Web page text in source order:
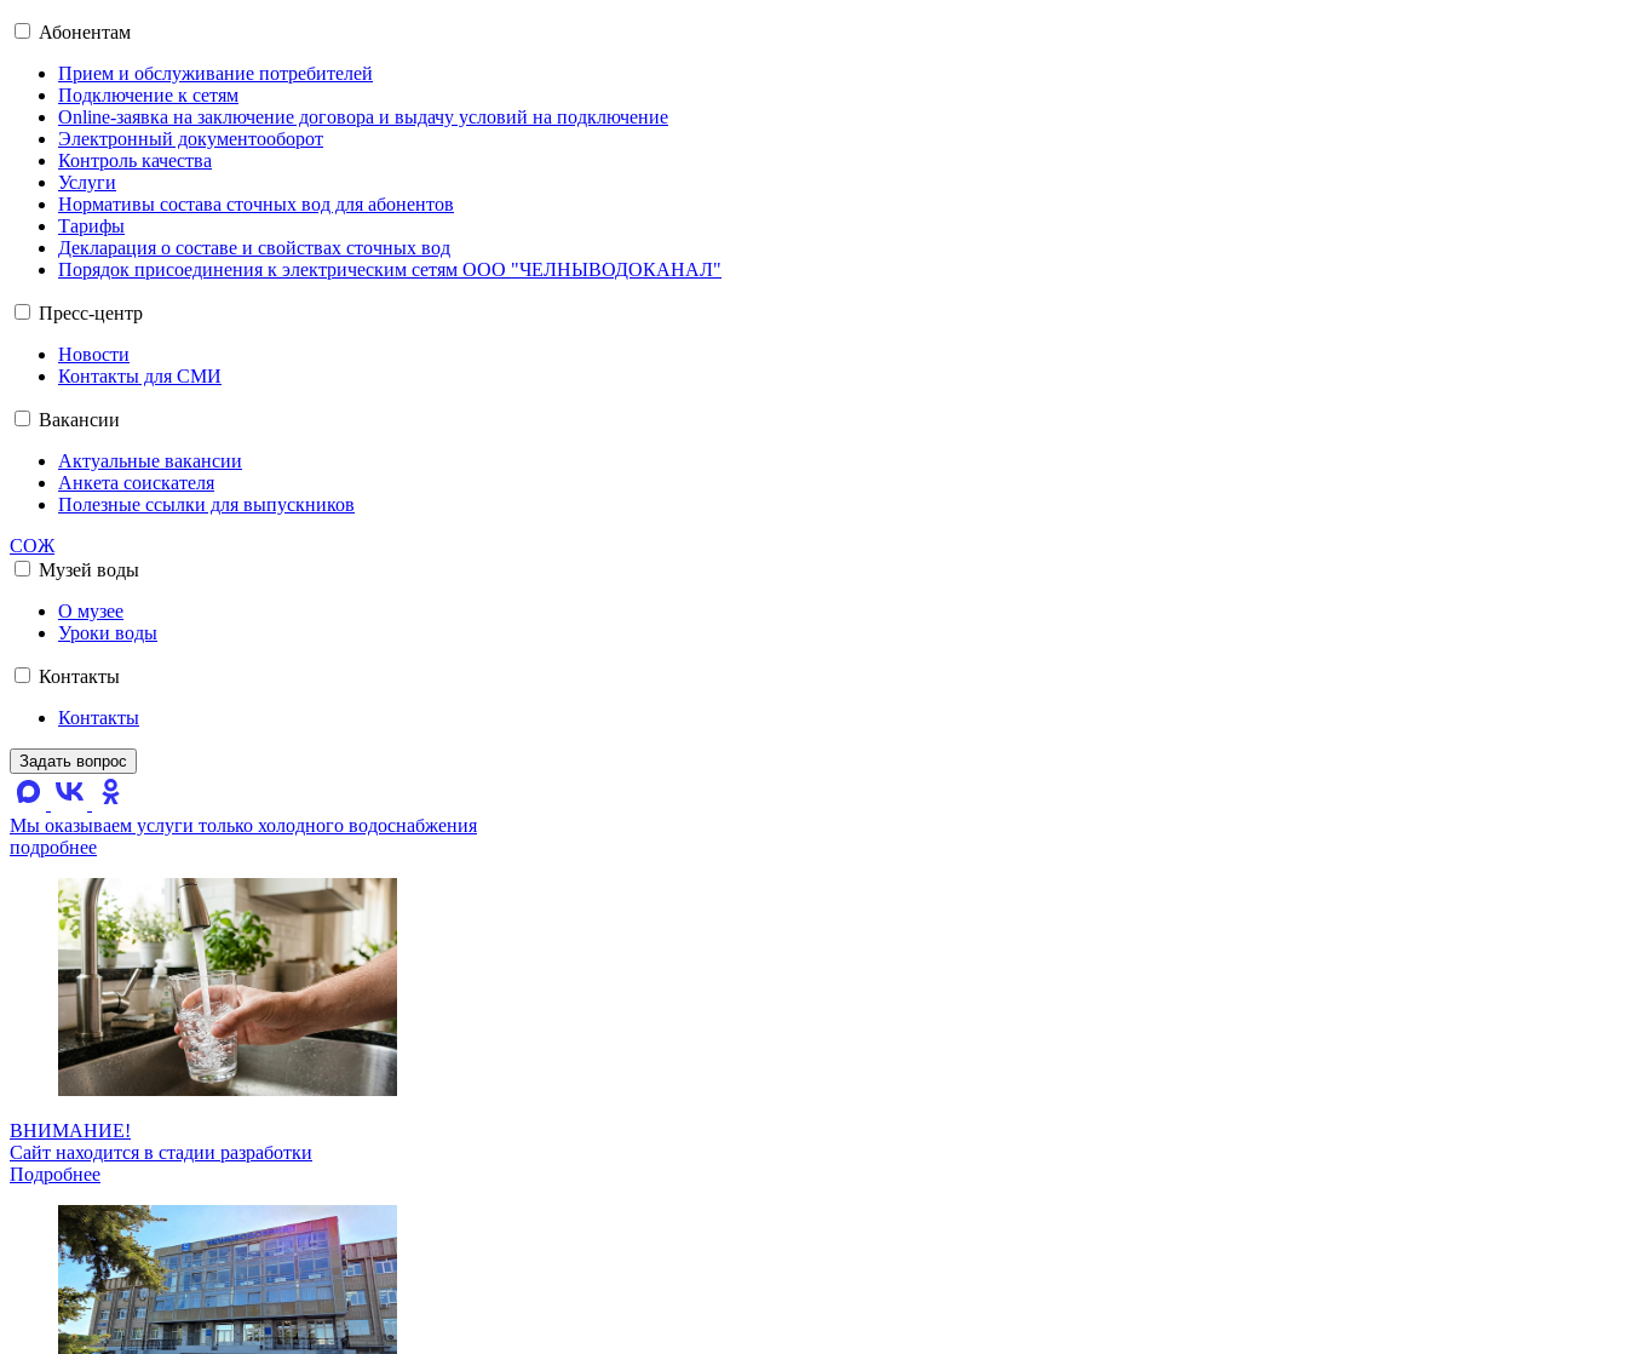
Абонентам
Прием и обслуживание потребителей
Подключение к сетям
Online-заявка на заключение договора и выдачу условий на подключение
Электронный документооборот
Контроль качества
Услуги
Нормативы состава сточных вод для абонентов
Тарифы
Декларация о составе и свойствах сточных вод
Порядок присоединения к электрическим сетям ООО "ЧЕЛНЫВОДОКАНАЛ"
Пресс-центр
Новости
Контакты для СМИ
Вакансии
Актуальные вакансии
Анкета соискателя
Полезные ссылки для выпускников
СОЖ
Музей воды
О музее
Уроки воды
Контакты
Контакты
Задать вопрос
Мы оказываем услуги только холодного водоснабжения
подробнее
ВНИМАНИЕ!
Сайт находится в стадии разработки
Подробнее